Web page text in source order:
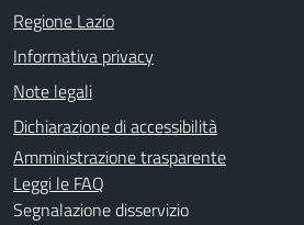
Regione Lazio
Informativa privacy
Note legali
Dichiarazione di accessibilità
Amministrazione trasparente
Leggi le FAQ
Segnalazione disservizio